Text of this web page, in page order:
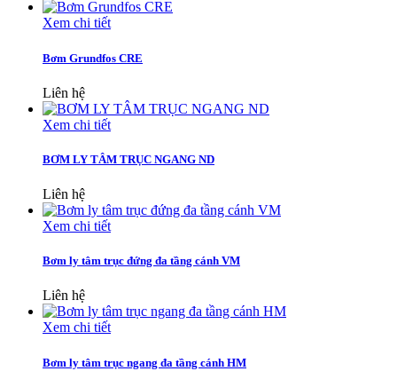
Xem chi tiết
Bơm Grundfos CRE
Liên hệ
Xem chi tiết
BƠM LY TÂM TRỤC NGANG ND
Liên hệ
Xem chi tiết
Bơm ly tâm trục đứng đa tầng cánh VM
Liên hệ
Xem chi tiết
Bơm ly tâm trục ngang đa tầng cánh HM